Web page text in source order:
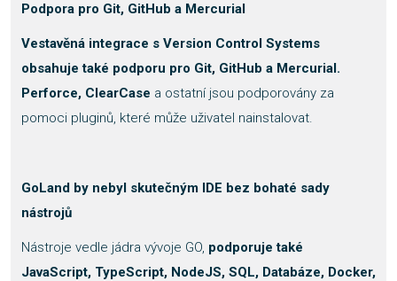
Podpora pro Git, GitHub a Mercurial
Vestavěná integrace s Version Control Systems
obsahuje také podporu pro Git, GitHub a Mercurial.
Perforce, ClearCase a ostatní jsou podporovány za
pomoci pluginů, které může uživatel nainstalovat.
GoLand by nebyl skutečným IDE bez bohaté sady
nástrojů
Nástroje vedle jádra vývoje GO, podporuje také
JavaScript, TypeScript, NodeJS, SQL, Databáze, Docker,